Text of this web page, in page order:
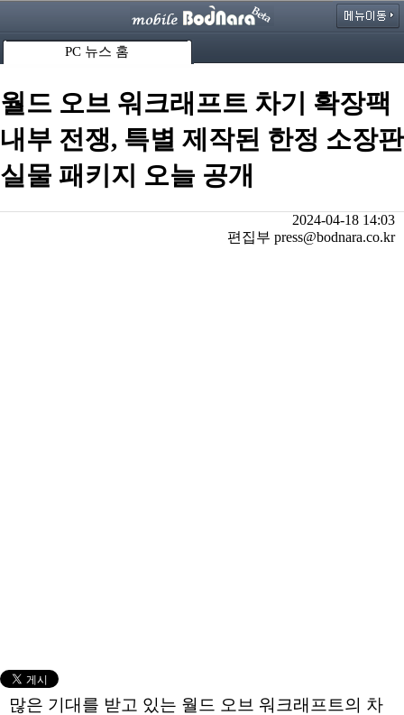
PC 뉴스 홈
월드 오브 워크래프트 차기 확장팩
내부 전쟁, 특별 제작된 한정 소장판
실물 패키지 오늘 공개
2024-04-18 14:03
편집부 press@bodnara.co.kr
많은 기대를 받고 있는 월드 오브 워크래프트의 차